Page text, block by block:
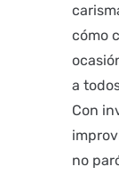
cómo
a
Con
no